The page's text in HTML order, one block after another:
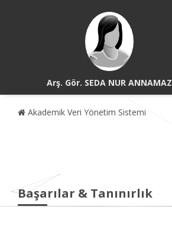
Arş. Gör. SEDA NUR ANNAMAZ
Akademik Veri Yönetim Sistemi
Başarılar & Tanınırlık